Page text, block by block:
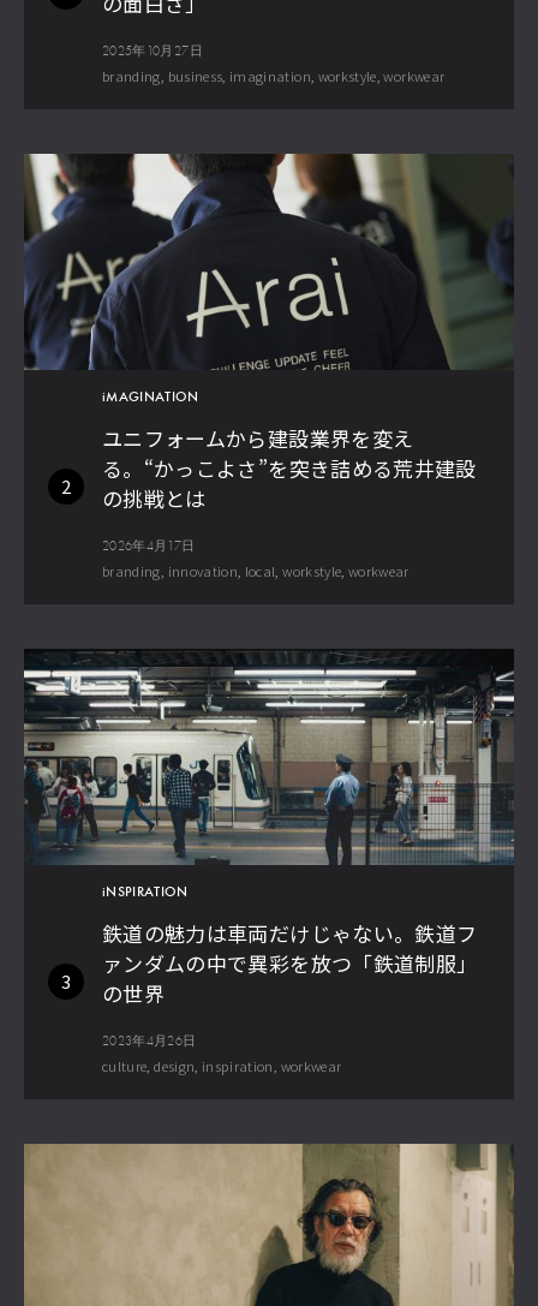
2025年10月27日
branding business imagination workstyle workwear
2
iMAGINATION
ユニフォームから建設業界を変え
る。“かっこよさ”を突き詰める荒井建設
の挑戦とは
2026年4月17日
branding innovation local workstyle workwear
3
iNSPIRATION
鉄道の魅力は車両だけじゃない。鉄道フ
ァンダムの中で異彩を放つ「鉄道制服」
の世界
2023年4月26日
culture design inspiration workwear